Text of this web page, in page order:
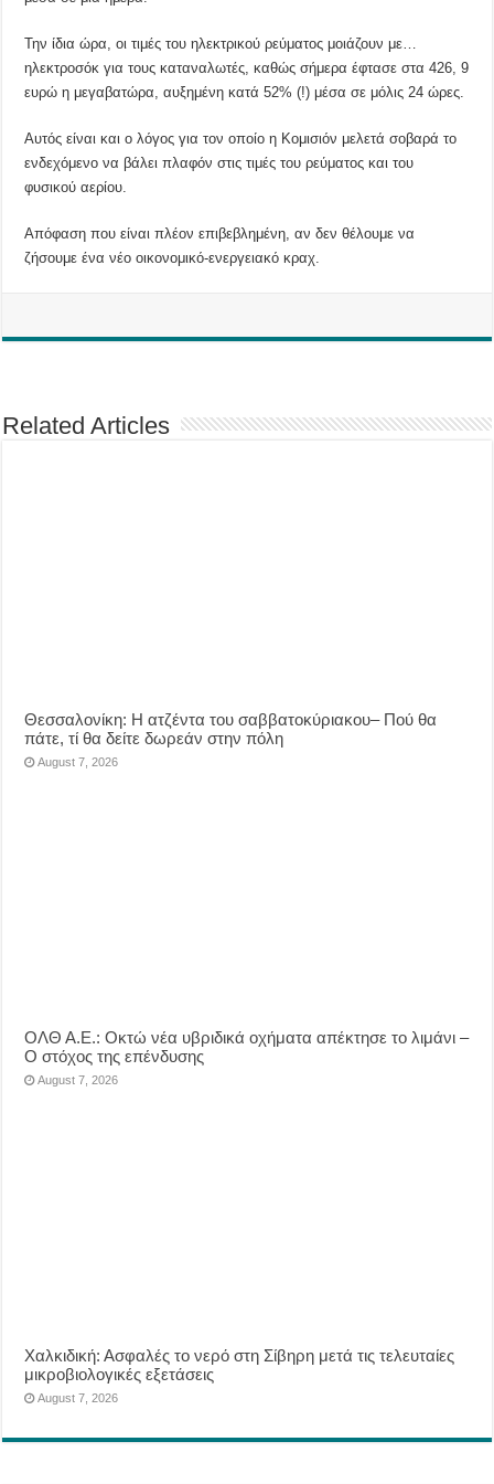
Την ίδια ώρα, οι τιμές του ηλεκτρικού ρεύματος μοιάζουν με…
ηλεκτροσόκ για τους καταναλωτές, καθώς σήμερα έφτασε στα 426, 9
ευρώ η μεγαβατώρα, αυξημένη κατά 52% (!) μέσα σε μόλις 24 ώρες.
Αυτός είναι και ο λόγος για τον οποίο η Κομισιόν μελετά σοβαρά το
ενδεχόμενο να βάλει πλαφόν στις τιμές του ρεύματος και του
φυσικού αερίου.
Απόφαση που είναι πλέον επιβεβλημένη, αν δεν θέλουμε να
ζήσουμε ένα νέο οικονομικό-ενεργειακό κραχ.
Related Articles
Θεσσαλονίκη: Η ατζέντα του σαββατοκύριακου– Πού θα
πάτε, τί θα δείτε δωρεάν στην πόλη
August 7, 2026
ΟΛΘ Α.Ε.: Οκτώ νέα υβριδικά οχήματα απέκτησε το λιμάνι –
Ο στόχος της επένδυσης
August 7, 2026
Χαλκιδική: Ασφαλές το νερό στη Σίβηρη μετά τις τελευταίες
μικροβιολογικές εξετάσεις
August 7, 2026